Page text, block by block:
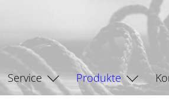
Service Produkte